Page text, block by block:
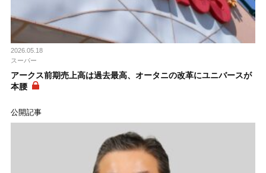
2026.05.18
スーパー
アークス前期売上高は過去最高、オータニの改革にユニバースが
本腰
公開記事